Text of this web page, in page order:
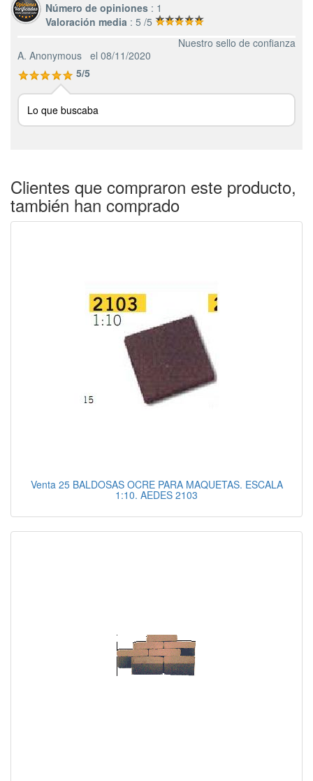
Número de opiniones : 1
Valoración media : 5 /5
Nuestro sello de confianza
A. Anonymous el 08/11/2020
5/5
Lo que buscaba
Clientes que compraron este producto,
también han comprado
Venta 25 BALDOSAS OCRE PARA MAQUETAS. ESCALA
1:10. AEDES 2103